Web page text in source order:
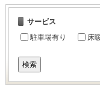
サービス
駐車場有り
床